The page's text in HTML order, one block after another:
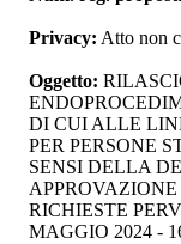
Privacy: Atto non
Oggetto:
DI CUI ALLE
PER PERSONE
SENSI DELLA
RICHIESTE
MAGGIO 2024 -